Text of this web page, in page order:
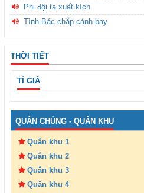
Phi đội ta xuất kích
Tình Bác chắp cánh bay
THỜI TIẾT
TỈ GIÁ
QUÂN CHỦNG - QUÂN KHU
Quân khu 1
Quân khu 2
Quân khu 3
Quân khu 4